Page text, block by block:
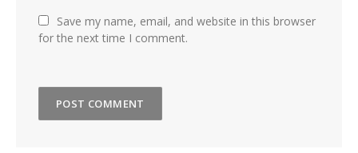
Save my name, email, and website in this browser
for the next time I comment.